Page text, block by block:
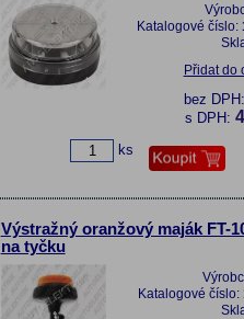
Katalogové číslo:
Přidat do
bez
s DPH:
ks
Výstražný oranžový maják FT-
na tyčku
Katalogové číslo: